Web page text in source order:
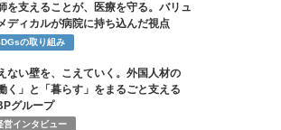
を支えることが、医療を守る。バリュ
ディカルが病院に持ち込んだ視点
の取り組み
ない壁を、こえていく。外国人材の
働く」と「暮らす」をまるごと支える
グループ
営インタビュー